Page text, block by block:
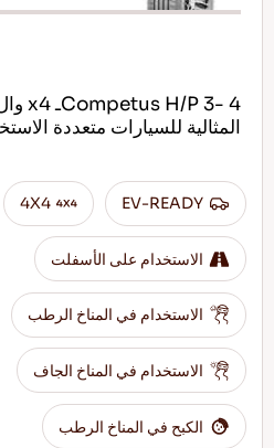
اقرأ المزيد
المثالية للسيارات متعددة
EV-READY
4X4
الاستخدام على الأسفلت
الاستخدام في المناخ الرطب
الاستخدام في المناخ الجاف
الكبح في المناخ الرطب